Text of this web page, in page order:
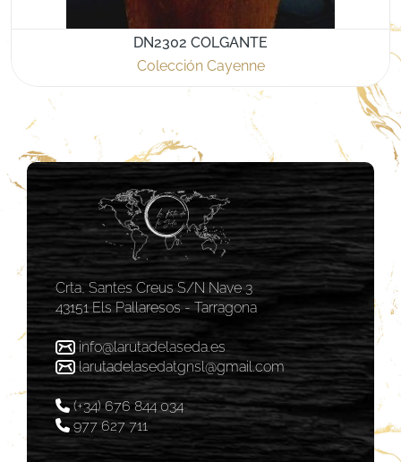
DN2302 COLGANTE
Colección Cayenne
Crta, Santes Creus S/N Nave 3
43151 Els Pallaresos - Tarragona
info@larutadelaseda.es
larutadelasedatgnsl@gmail.com
(+34) 676 844 034
977 627 711